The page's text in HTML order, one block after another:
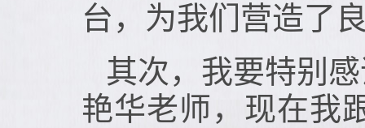
台，为我们营造了
其次，我要特别
艳华老师，现在我